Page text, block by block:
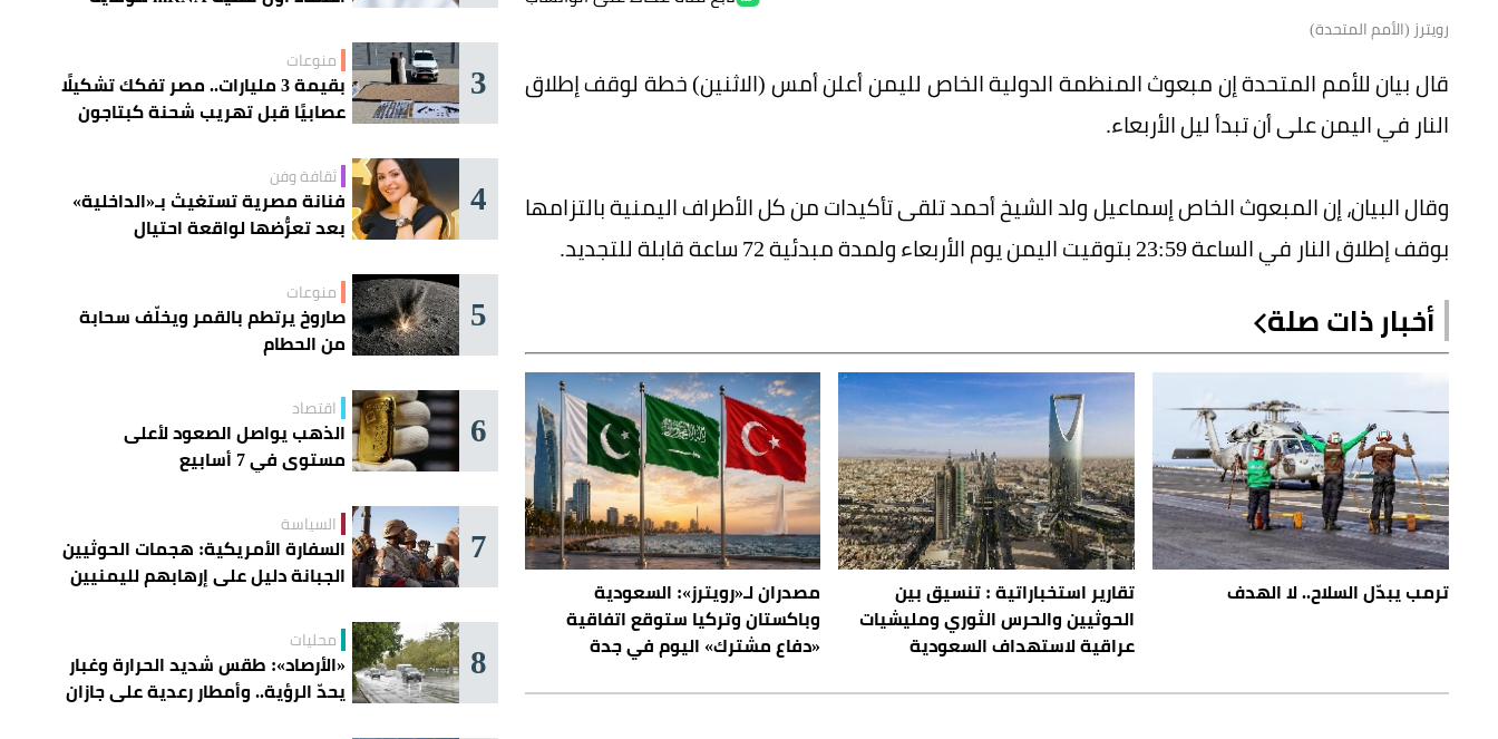
رويترز (الأمم المتحدة)
قال بيان للأمم المتحدة إن مبعوث المنظمة الدولية الخاص لليمن أعلن أمس (الاثنين) خطة لوقف إطلاق
النار في اليمن على أن تبدأ ليل الأربعاء.
وقال البيان، إن المبعوث الخاص إسماعيل ولد الشيخ أحمد تلقى تأكيدات من كل الأطراف اليمنية بالتزامها
بوقف إطلاق النار في الساعة 23:59 بتوقيت اليمن يوم الأربعاء ولمدة مبدئية 72 ساعة قابلة للتجديد.
أخبار ذات صلة
ترمب يبدّل السلاح.. لا الهدف
تقارير استخباراتية : تنسيق بين
الحوثيين والحرس الثوري ومليشيات
عراقية لاستهداف السعودية
مصدران لـ«رويترز»: السعودية
وباكستان وتركيا ستوقع اتفاقية
«دفاع مشترك» اليوم في جدة
3 منوعات
بقيمة 3 مليارات.. مصر تفكك تشكيلًا
عصابيًا قبل تهريب شحنة كبتاجون
4 ثقافة وفن
فنانة مصرية تستغيث بـ«الداخلية»
بعد تعرُّضها لواقعة احتيال
5 منوعات
صاروخ يرتطم بالقمر ويخلّف سحابة
من الحطام
6 اقتصاد
الذهب يواصل الصعود لأعلى
مستوى في 7 أسابيع
7 السياسة
السفارة الأمريكية: هجمات الحوثيين
الجبانة دليل على إرهابهم لليمنيين
8 محليات
«الأرصاد»: طقس شديد الحرارة وغبار
يحدّ الرؤية.. وأمطار رعدية على جازان